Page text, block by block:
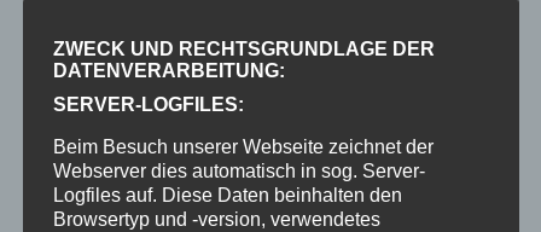
Etiam ornare sodales odio nec sollicitudin.
Curabitur blandit metus at feugiat ullamcorper.
Curabitur tempor volutpat nulla et eleifend.
Proin dictum suscipit tincidunt. Integer
fermentum accumsan ipsum. Nulla nulla
ZWECK UND RECHTSGRUNDLAGE DER
DATENVERARBEITUNG:
SERVER-LOGFILES:
Beim Besuch unserer Webseite zeichnet der
Webserver dies automatisch in sog. Server-
Logfiles auf. Diese Daten beinhalten den
Browsertyp und -version, verwendetes